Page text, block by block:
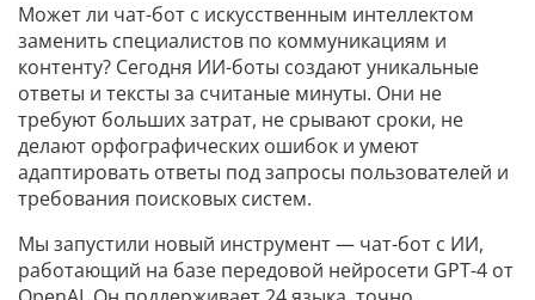
Может ли чат-бот с искусственным интеллектом
заменить специалистов по коммуникациям и
контенту? Сегодня ИИ-боты создают уникальные
ответы и тексты за считаные минуты. Они не
требуют больших затрат, не срывают сроки, не
делают орфографических ошибок и умеют
адаптировать ответы под запросы пользователей и
требования поисковых систем.
Мы запустили новый инструмент — чат-бот с ИИ,
работающий на базе передовой нейросети GPT-4 от